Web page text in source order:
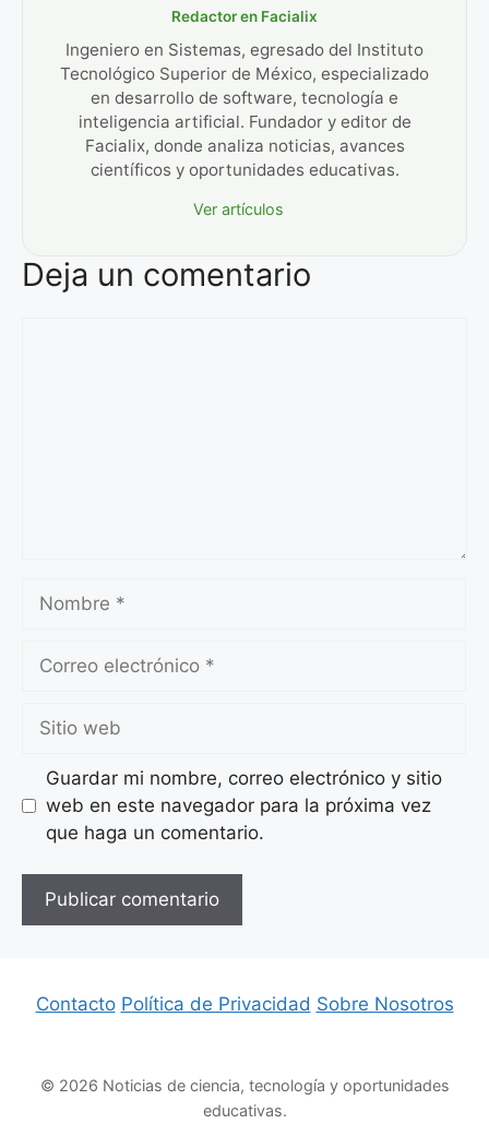
Redactor en Facialix
Ingeniero en Sistemas, egresado del Instituto
Tecnológico Superior de México, especializado
en desarrollo de software, tecnología e
inteligencia artificial. Fundador y editor de
Facialix, donde analiza noticias, avances
científicos y oportunidades educativas.
Ver artículos
Deja un comentario
electrónico
web
Guardar mi nombre, correo electrónico y sitio
web en este navegador para la próxima vez
que haga un comentario.
Contacto Política de Privacidad Sobre Nosotros
© 2026 Noticias de ciencia, tecnología y oportunidades
educativas.